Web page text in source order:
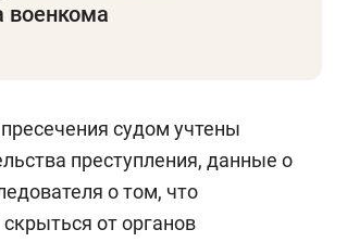
военкома
судом учтены
преступления, данные о
о том, что
от органов